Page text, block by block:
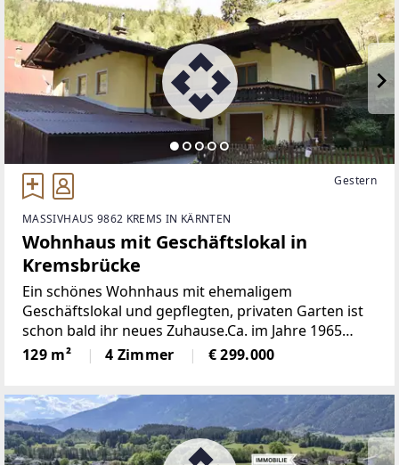
Gestern
MASSIVHAUS 9862 KREMS IN KÄRNTEN
Wohnhaus mit Geschäftslokal in
Kremsbrücke
Ein schönes Wohnhaus mit ehemaligem
Geschäftslokal und gepflegten, privaten Garten ist
schon bald ihr neues Zuhause.Ca. im Jahre 1965
wurde das Geschäftslokal errichtet und ca. im Jahre
1975 das Wohnhaus in Massivbauweise.Alle
129 m² 4 Zimmer € 299.000